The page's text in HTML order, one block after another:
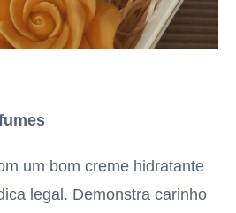
um bom creme hidratante
legal. Demonstra carinho